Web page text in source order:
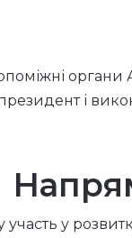
і
участь у